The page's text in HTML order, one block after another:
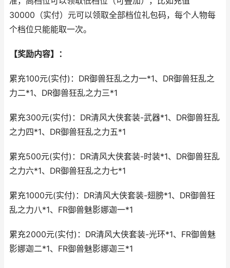
30000（实付）元可以领取全部档位礼包码，每个人物每
个档位只能能取一次。
【奖励内容】：
累充100元(实付)：DR御兽狂乱之力一*1、DR御兽狂乱之
力二*1、DR御兽狂乱之力三*1
累充300元(实付)：DR清风大侠套装-武器*1、DR御兽狂乱
之力四*1、DR御兽狂乱之力五*1
累充500元(实付)：DR清风大侠套装-时装*1、DR御兽狂乱
之力六*1、DR御兽狂乱之力七*1
累充1000元(实付)：DR清风大侠套装-翅膀*1、DR御兽狂
乱之力八*1、FR御兽魅影娜迦一*1
累充2000元(实付)：DR清风大侠套装-光环*1、FR御兽魅
影娜迦二*1、FR御兽魅影娜迦三*1